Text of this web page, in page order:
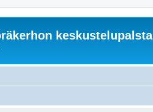
keskustelupalsta